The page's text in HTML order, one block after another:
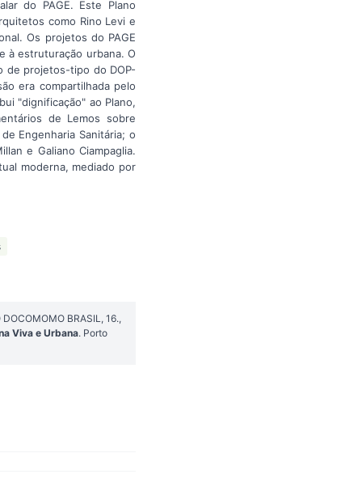
do PAGE. Este Plano
como Rino Levi e
Os projetos do PAGE
à estruturação urbana. O
de projetos-tipo do DOP-
era compartilhada pelo
"dignificação" ao Plano,
de Lemos sobre
Engenharia Sanitária; o
e Galiano Ciampaglia.
moderna, mediado por
BRASIL, 16.,
Viva e Urbana. Porto